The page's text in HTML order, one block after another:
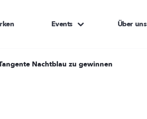
Events Über uns
Nachtblau zu gewinnen